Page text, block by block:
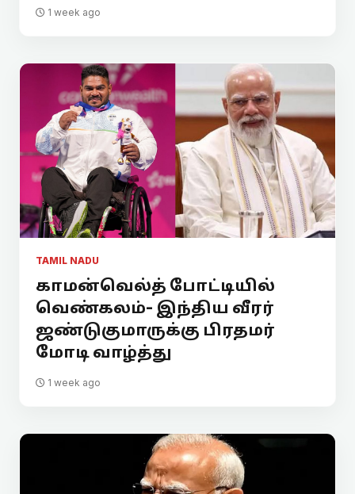
1 week ago
TAMIL NADU
காமன்வெல்த் போட்டியில்
வெண்கலம்- இந்திய வீரர்
ஜண்டுகுமாருக்கு பிரதமர்
மோடி வாழ்த்து
1 week ago